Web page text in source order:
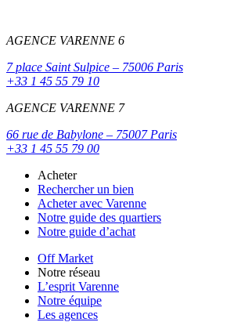
AGENCE VARENNE 6
7 place Saint Sulpice – 75006 Paris
+33 1 45 55 79 10
AGENCE VARENNE 7
66 rue de Babylone – 75007 Paris
+33 1 45 55 79 00
Acheter
Rechercher un bien
Acheter avec Varenne
Notre guide des quartiers
Notre guide d’achat
Off Market
Notre réseau
L’esprit Varenne
Notre équipe
Les agences